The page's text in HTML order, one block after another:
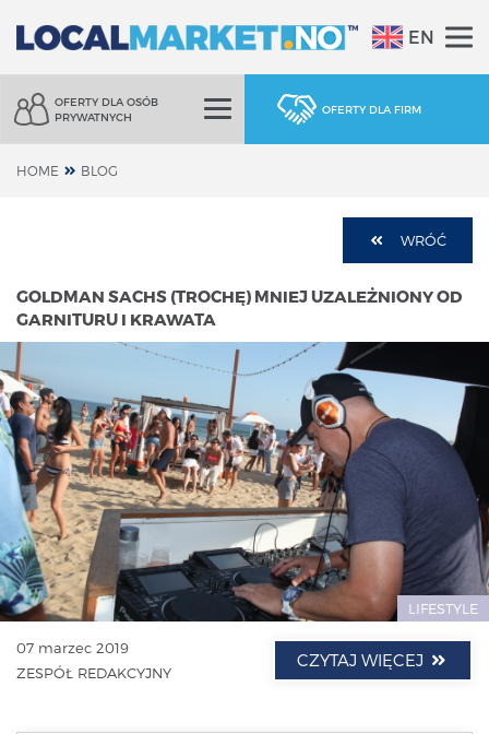
EN
OFERTY DLA OSÓB
PRYWATNYCH
OFERTY DLA FIRM
HOME BLOG
WRÓĆ
GOLDMAN SACHS (TROCHĘ) MNIEJ UZALEŻNIONY OD
GARNITURU I KRAWATA
LIFESTYLE
07 marzec 2019
ZESPÓŁ REDAKCYJNY
CZYTAJ WIĘCEJ